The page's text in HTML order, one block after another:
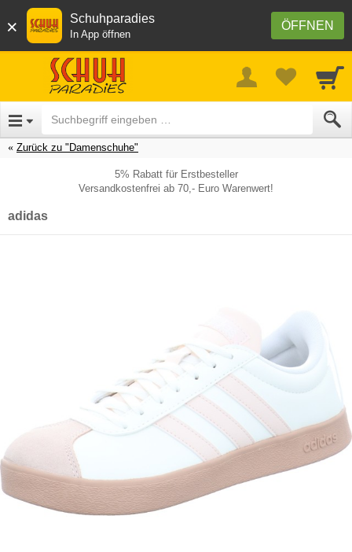
× ÖFFNEN
Schuhparadies
In App öffnen
Zurück zu "Damenschuhe"
5% Rabatt für Erstbesteller
Versandkostenfrei ab 70,- Euro Warenwert!
adidas